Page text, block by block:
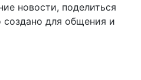
новости, поделиться
для общения и